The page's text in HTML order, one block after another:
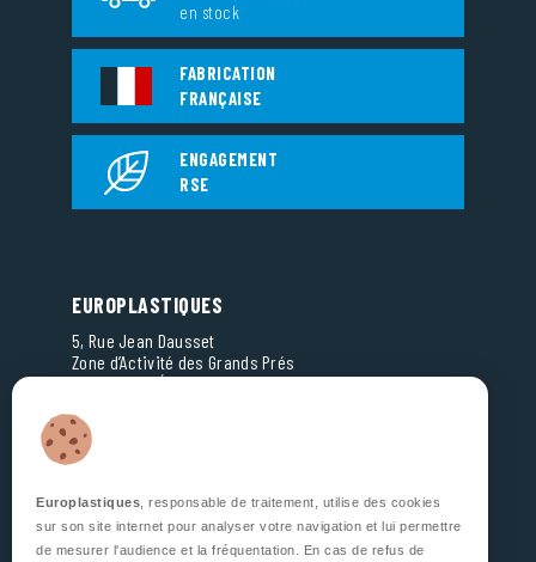
EUROPLASTIQUES
5, Rue Jean Dausset
Zone d’Activité des Grands Prés
53810 CHANGÉ
SUIVEZ NOUS
en stock
FABRICATION
FRANÇAISE
ENGAGEMENT
RSE
Europlastiques , responsable de traitement, utilise des cookies
sur son site internet pour analyser votre navigation et lui permettre
de mesurer l'audience et la fréquentation. En cas de refus de